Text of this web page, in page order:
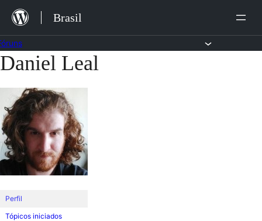
para
o
conteúdo
Brasil
Pular
conteúdo
Daniel Leal
Perfil
Tópicos iniciados